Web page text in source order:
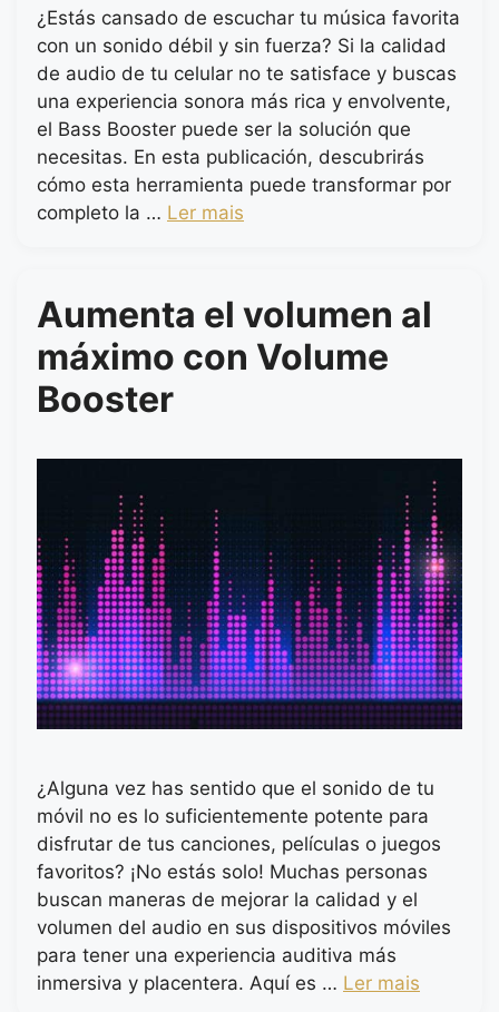
¿Estás cansado de escuchar tu música favorita
con un sonido débil y sin fuerza? Si la calidad
de audio de tu celular no te satisface y buscas
una experiencia sonora más rica y envolvente,
el Bass Booster puede ser la solución que
necesitas. En esta publicación, descubrirás
cómo esta herramienta puede transformar por
completo la … Ler mais
Aumenta el volumen al
máximo con Volume
Booster
¿Alguna vez has sentido que el sonido de tu
móvil no es lo suficientemente potente para
disfrutar de tus canciones, películas o juegos
favoritos? ¡No estás solo! Muchas personas
buscan maneras de mejorar la calidad y el
volumen del audio en sus dispositivos móviles
para tener una experiencia auditiva más
inmersiva y placentera. Aquí es … Ler mais